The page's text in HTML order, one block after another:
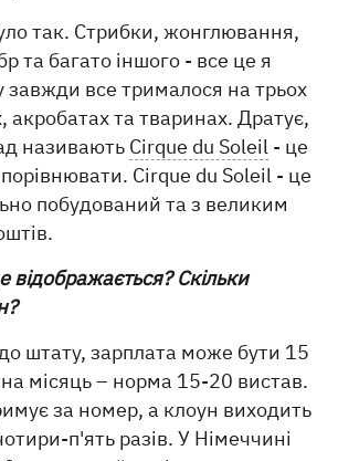
так. Стрибки, жонглювання,
та багато іншого - все це я
завжди все трималося на трьох
акробатах та тваринах. Дратує,
називають Cirque du Soleil - це
Cirque du Soleil - це
побудований та з великим
відображається? Скільки
штату, зарплата може бути 15
місяць – норма 15-20 вистав.
за номер, а клоун виходить
п'ять разів. У Німеччині